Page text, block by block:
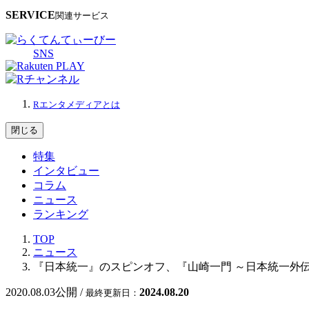
SERVICE関連サービス
SNS
Rエンタメディアとは
閉じる
特集
インタビュー
コラム
ニュース
ランキング
TOP
ニュース
『日本統一』のスピンオフ、『山崎一門 ～日本統一外
2020.08.03公開 / 最終更新日： 2024.08.20